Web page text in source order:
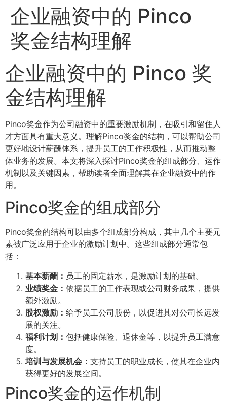
企业融资中的 Pinco
奖金结构理解
企业融资中的 Pinco 奖
金结构理解
Pinco奖金作为公司融资中的重要激励机制，在吸引和留住人
才方面具有重大意义。理解Pinco奖金的结构，可以帮助公司
更好地设计薪酬体系，提升员工的工作积极性，从而推动整
体业务的发展。本文将深入探讨Pinco奖金的组成部分、运作
机制以及关键因素，帮助读者全面理解其在企业融资中的作
用。
Pinco奖金的组成部分
Pinco奖金的结构可以由多个组成部分构成，其中几个主要元
素被广泛应用于企业的激励计划中。这些组成部分通常包
括：
基本薪酬： 员工的固定薪水，是激励计划的基础。
业绩奖金： 依据员工的工作表现或公司财务成果，提供
额外激励。
股权激励： 给予员工公司股份，以促进其对公司长远发
展的关注。
福利计划： 包括健康保险、退休金等，以提升员工满意
度。
培训与发展机会： 支持员工的职业成长，使其在企业内
获得更好的发展空间。
Pinco奖金的运作机制